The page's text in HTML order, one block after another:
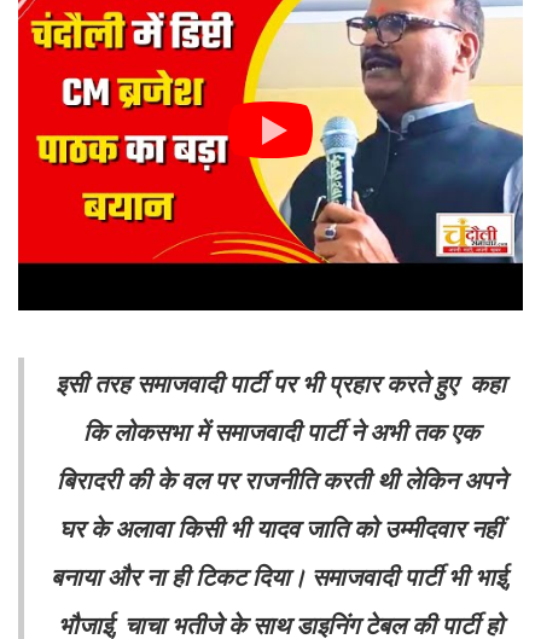
इसी तरह समाजवादी पार्टी पर भी प्रहार करते हुए कहा
कि लोकसभा में समाजवादी पार्टी ने अभी तक एक
बिरादरी की के वल पर राजनीति करती थी लेकिन अपने
घर के अलावा किसी भी यादव जाति को उम्मीदवार नहीं
बनाया और ना ही टिकट दिया। समाजवादी पार्टी भी भाई,
भौजाई, चाचा भतीजे के साथ डाइनिंग टेबल की पार्टी हो